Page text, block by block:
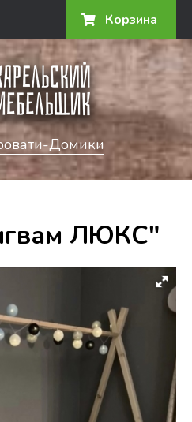
Корзина
Домики
ЛЮКС"